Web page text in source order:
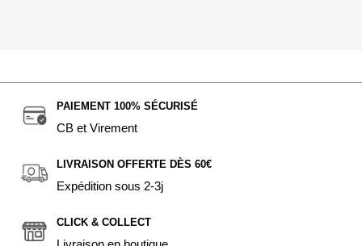
PAIEMENT 100% SÉCURISÉ
CB et Virement
LIVRAISON OFFERTE DÈS 60€
Expédition sous 2-3j
CLICK & COLLECT